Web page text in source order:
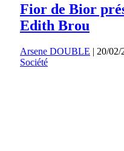
Fior de Bior
Edith Brou
Arsene DOUBLE | 20/02/
Société